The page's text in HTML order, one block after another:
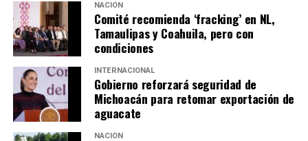
NACIÓN
Comité recomienda ‘fracking’ en NL,
Tamaulipas y Coahuila, pero con
condiciones
INTERNACIONAL
Gobierno reforzará seguridad de
Michoacán para retomar exportación de
aguacate
NACIÓN